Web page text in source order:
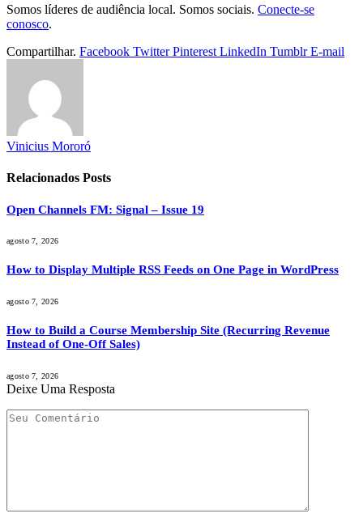
Somos líderes de audiência local. Somos sociais. Conecte-se
conosco.
Compartilhar. Facebook Twitter Pinterest LinkedIn Tumblr E-mail
Vinicius Mororó
Relacionados Posts
Open Channels FM: Signal – Issue 19
agosto 7, 2026
How to Display Multiple RSS Feeds on One Page in WordPress
agosto 7, 2026
How to Build a Course Membership Site (Recurring Revenue
Instead of One-Off Sales)
agosto 7, 2026
Deixe Uma Resposta